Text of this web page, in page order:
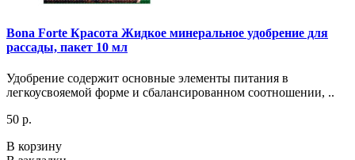
Bona Forte Красота Жидкое минеральное удобрение для
рассады, пакет 10 мл
Удобрение содержит основные элементы питания в
легкоусвояемой форме и сбалансированном соотношении, ..
50 р.
В корзину